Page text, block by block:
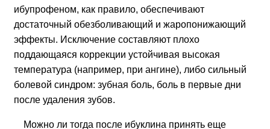
ибупрофеном, как правило, обеспечивают
достаточный обезболивающий и жаропонижающий
эффекты. Исключение составляют плохо
поддающаяся коррекции устойчивая высокая
температура (например, при ангине), либо сильный
болевой синдром: зубная боль, боль в первые дни
после удаления зубов.
Можно ли тогда после ибуклина принять еще